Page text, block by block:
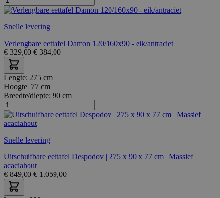
Snelle levering
Verlengbare eettafel Damon 120/160x90 - eik/antraciet
€ 329,00 € 384,00
Lengte: 275 cm
Hoogte: 77 cm
Breedte/diepte: 90 cm
Snelle levering
Uitschuifbare eettafel Despodov | 275 x 90 x 77 cm | Massief
acaciahout
€ 849,00 € 1.059,00